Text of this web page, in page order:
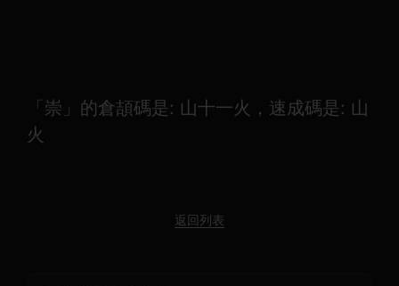
「崇」的倉頡碼是: 山十一火，速成碼是: 山
火
返回列表